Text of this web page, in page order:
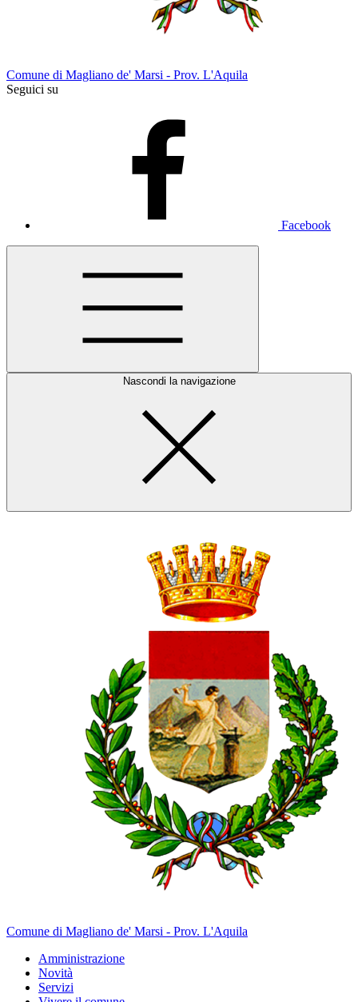
Comune di Magliano de' Marsi - Prov. L'Aquila
Seguici su
Facebook
Nascondi la navigazione
Comune di Magliano de' Marsi - Prov. L'Aquila
Amministrazione
Novità
Servizi